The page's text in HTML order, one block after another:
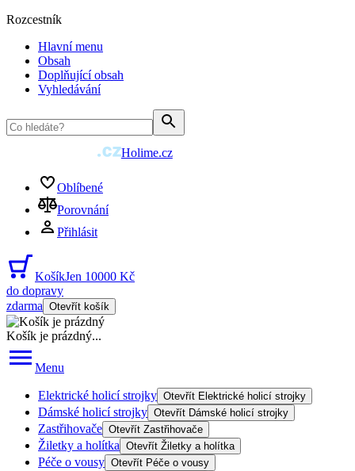
Rozcestník
Hlavní menu
Obsah
Doplňující obsah
Vyhledávání
Holime.cz
Oblíbené
Porovnání
Přihlásit
KošíkJen 10000 Kč
do dopravy
zdarma Otevřít košík
Košík je prázdný...
Menu
Elektrické holicí strojky Otevřít Elektrické holicí strojky
Dámské holicí strojky Otevřít Dámské holicí strojky
Zastřihovače Otevřít Zastřihovače
Žiletky a holítka Otevřít Žiletky a holítka
Péče o vousy Otevřít Péče o vousy